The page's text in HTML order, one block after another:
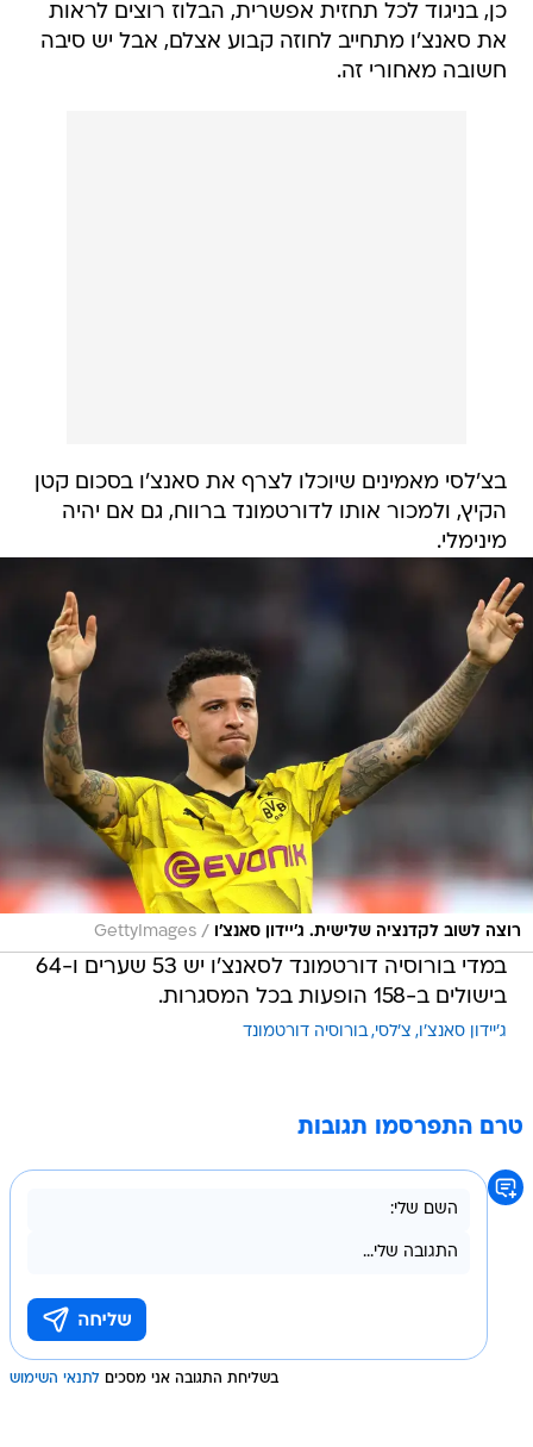
כן, בניגוד לכל תחזית אפשרית, הבלוז רוצים לראות
את סאנצ'ו מתחייב לחוזה קבוע אצלם, אבל יש סיבה
חשובה מאחורי זה.
בצ'לסי מאמינים שיוכלו לצרף את סאנצ'ו בסכום קטן
הקיץ, ולמכור אותו לדורטמונד ברווח, גם אם יהיה
מינימלי.
רוצה לשוב לקדנציה שלישית. ג'יידון סאנצ'ו /
GettyImages
במדי בורוסיה דורטמונד לסאנצ'ו יש 53 שערים ו-64
בישולים ב-158 הופעות בכל המסגרות.
ג'יידון סאנצ'ו צ'לסי בורוסיה דורטמונד
טרם התפרסמו תגובות
בשליחת התגובה אני מסכים לתנאי השימוש